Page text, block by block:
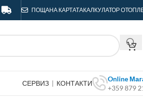
ПОЩАНА КАРТАТАКАЛКУЛАТОР
СЕРВИЗ | КОНТАКТИ
Online
+359 879